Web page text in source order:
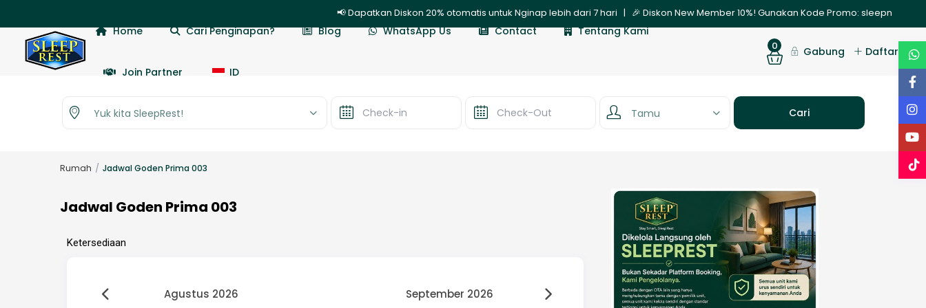
📢 Dapatkan Diskon 20% otomatis untuk Nginap lebih dari 7 hari | 🎉 Diskon New Member 10%! Gunakan Kode Promo: sleepnew |
Home Cari Penginapan? Blog WhatsApp Us Contact Tentang Kami
Join Partner ID
0 Gabung Daftar
Yuk kita SleepRest! Tamu
Rumah Jadwal Goden Prima 003
Jadwal Goden Prima 003
Ketersediaan
Agustus 2026 September 2026